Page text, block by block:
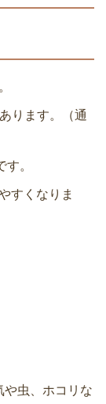
ります。（通
。
すくなりま
や虫、ホコリな